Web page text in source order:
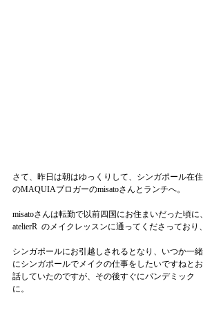
さて、昨日は朝はゆっくりして、シンガポール在住
のMAQUIAブロガーのmisatoさんとランチへ。
misatoさんは転勤で以前四国にお住まいだった頃に、
atelierR  のメイクレッスンに通ってくださっており、
シンガポールにお引越しされるとなり、いつか一緒
にシンガポールでメイクの仕事をしたいですねとお
話していたのですが、その後すぐにパンデミック
に。